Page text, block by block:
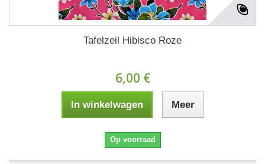
Tafelzeil Hibisco Roze
6,00 €
In winkelwagen Meer
Op voorraad